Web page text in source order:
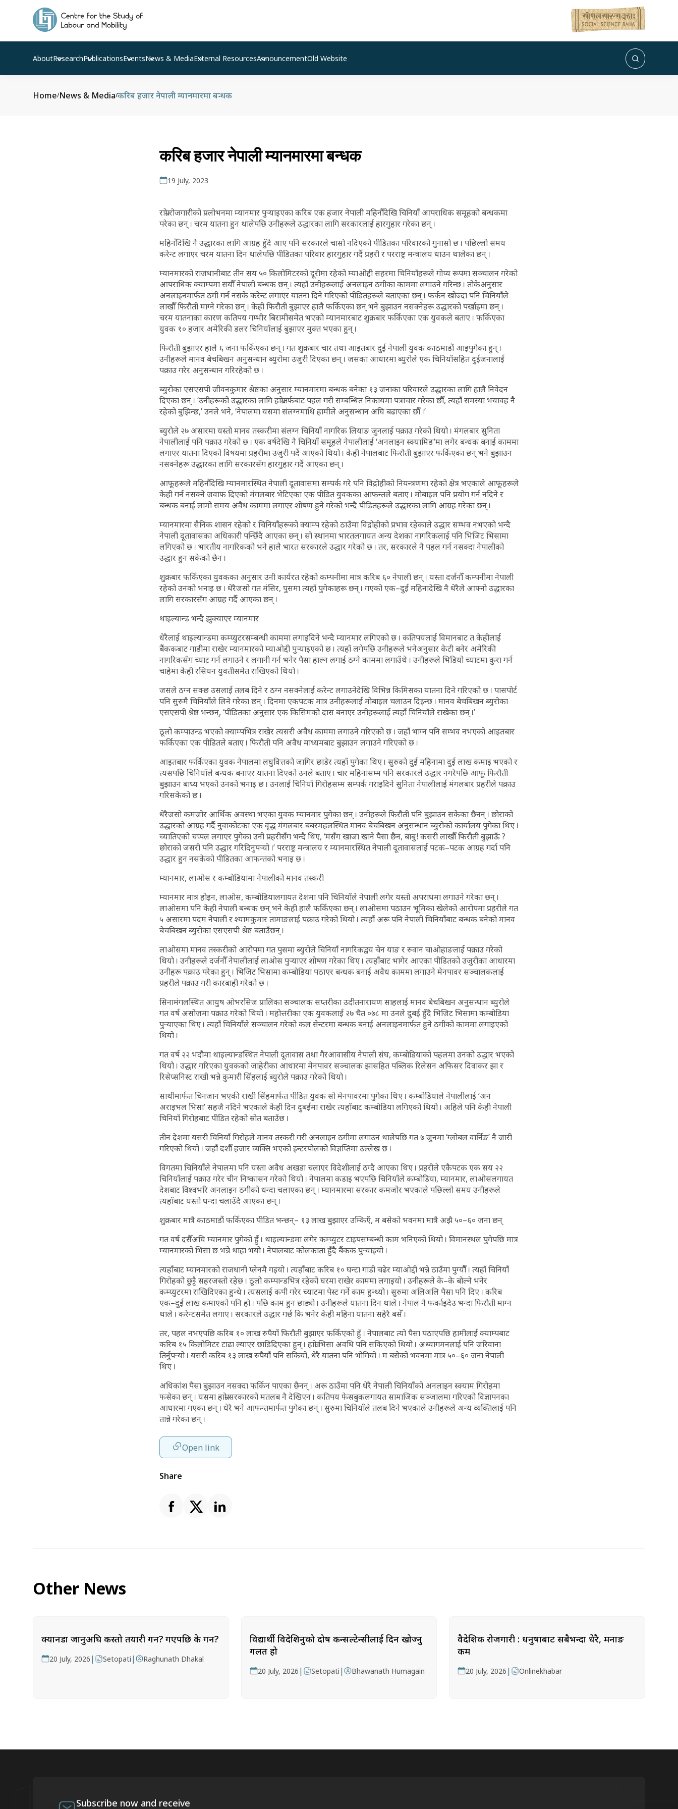
AboutResearchPublicationsEventsNews & MediaExternal ResourcesAnnouncementOld Website
Home/News & Media/करिब हजार नेपाली म्यानमारमा बन्धक
करिब हजार नेपाली म्यानमारमा बन्धक
19 July, 2023
राम्रो रोजगारीको प्रलोभनमा म्यानमार पुर्‍याइएका करिब एक हजार नेपाली महिनौँदेखि चिनियाँ आपराधिक समूहको बन्धकमा
परेका छन् । चरम यातना हुन थालेपछि उनीहरूले उद्धारका लागि सरकारलाई हारगुहार गरेका छन् ।
महिनौँदेखि नै उद्धारका लागि आग्रह हुँदै आए पनि सरकारले चासो नदिएको पीडितका परिवारको गुनासो छ । पछिल्लो समय
करेन्ट लगाएर चरम यातना दिन थालेपछि पीडितका परिवार हारगुहार गर्दै प्रहरी र परराष्ट्र मन्त्रालय धाउन थालेका छन् ।
म्यानमारको राजधानीबाट तीन सय ५० किलोमिटरको दूरीमा रहेको म्याओद्दी सहरमा चिनियाँहरूले गोप्य रूपमा सञ्चालन गरेको
आपराधिक क्याम्पमा सयौँ नेपाली बन्धक छन् । त्यहाँ उनीहरूलाई अनलाइन ठगीका काममा लगाउने गरिन्छ । तोकेअनुसार
अनलाइनमार्फत ठगी गर्न नसके करेन्ट लगाएर यातना दिने गरिएको पीडितहरूले बताएका छन् । फर्कन खोज्दा पनि चिनियाँले
लाखौँ फिरौती माग्ने गरेका छन् । केही फिरौती बुझाएर हालै फर्किएका छन् भने बुझाउन नसक्नेहरू उद्धारको पर्खाइमा छन् ।
चरम यातनाका कारण कतिपय गम्भीर बिरामीसमेत भएको म्यानमारबाट शुक्रबार फर्किएका एक युवकले बताए । फर्किएका
युवक १० हजार अमेरिकी डलर चिनियाँलाई बुझाएर मुक्त भएका हुन् ।
फिरौती बुझाएर हालै ६ जना फर्किएका छन् । गत शुक्रबार चार तथा आइतबार दुई नेपाली युवक काठमाडौं आइपुगेका हुन् ।
उनीहरूले मानव बेचबिखन अनुसन्धान ब्युरोमा उजुरी दिएका छन् । जसका आधारमा ब्युरोले एक चिनियाँसहित दुईजनालाई
पक्राउ गरेर अनुसन्धान गरिरहेको छ ।
ब्युरोका एसएसपी जीवनकुमार श्रेष्ठका अनुसार म्यानमारमा बन्धक बनेका १३ जनाका परिवारले उद्धारका लागि हालै निवेदन
दिएका छन् । ‘उनीहरूको उद्धारका लागि हाम्रोतर्फबाट पहल गरी सम्बन्धित निकायमा पत्राचार गरेका छौँ, त्यहाँ समस्या भयावह नै
रहेको बुझिन्छ,’ उनले भने, ‘नेपालमा यसमा संलग्नमाथि हामीले अनुसन्धान अघि बढाएका छौँ ।’
ब्युरोले २७ असारमा यस्तो मानव तस्करीमा संलग्न चिनियाँ नागरिक लियाङ जुनलाई पक्राउ गरेको थियो । मंगलबार सुनिता
नेपालीलाई पनि पक्राउ गरेको छ । एक वर्षदेखि नै चिनियाँ समूहले नेपालीलाई ‘अनलाइन स्क्यामिङ’मा लगेर बन्धक बनाई काममा
लगाएर यातना दिएको विषयमा प्रहरीमा उजुरी पर्दै आएको थियो । केही नेपालबाट फिरौती बुझाएर फर्किएका छन् भने बुझाउन
नसक्नेहरू उद्धारका लागि सरकारसँग हारगुहार गर्दै आएका छन् ।
आफूहरूले महिनौँदेखि म्यानमारस्थित नेपाली दूतावासमा सम्पर्क गरे पनि विद्रोहीको नियन्त्रणमा रहेको क्षेत्र भएकाले आफूहरूले
केही गर्न नसक्ने जवाफ दिएको मंगलबार भेटिएका एक पीडित युवकका आफन्तले बताए । मोबाइल पनि प्रयोग गर्न नदिने र
बन्धक बनाई लामो समय अवैध काममा लगाएर शोषण हुने गरेको भन्दै पीडितहरूले उद्धारका लागि आग्रह गरेका छन् ।
म्यानमारमा सैनिक शासन रहेको र चिनियाँहरूको क्याम्प रहेको ठाउँमा विद्रोहीको प्रभाव रहेकाले उद्धार सम्भव नभएको भन्दै
नेपाली दूतावासका अधिकारी पन्छिँदै आएका छन् । सो स्थानमा भारतलगायत अन्य देशका नागरिकलाई पनि भिजिट भिसामा
लगिएको छ । भारतीय नागरिकको भने हालै भारत सरकारले उद्धार गरेको छ । तर, सरकारले नै पहल गर्न नसक्दा नेपालीको
उद्धार हुन सकेको छैन ।
शुक्रबार फर्किएका युवकका अनुसार उनी कार्यरत रहेको कम्पनीमा मात्र करिब ६० नेपाली छन् । यस्ता दर्जनौँ कम्पनीमा नेपाली
रहेको उनको भनाइ छ । धेरैजसो गत मंसिर, पुसमा त्यहाँ पुगेकाहरू छन् । गएको एक–दुई महिनादेखि नै धेरैले आफ्नो उद्धारका
लागि सरकारसँग आग्रह गर्दै आएका छन् ।
थाइल्यान्ड भन्दै झुक्याएर म्यानमार
धेरैलाई थाइल्यान्डमा कम्प्युटरसम्बन्धी काममा लगाइदिने भन्दै म्यानमार लगिएको छ । कतिपयलाई विमानबाट त केहीलाई
बैैंककबाट गाडीमा राखेर म्यानमारको म्याओद्दी पुर्‍याइएको छ । त्यहाँ लगेपछि उनीहरूले भनेअनुसार केटी बनेर अमेरिकी
नागरिकसँग च्याट गर्न लगाउने र लगानी गर्न भनेर पैसा हाल्न लगाई ठग्ने काममा लगाउँथे । उनीहरूले भिडियो च्याटमा कुरा गर्न
चाहेमा केही रसियन युवतीसमेत राखिएको थियो ।
जसले ठग्न सक्छ उसलाई तलब दिने र ठग्न नसक्नेलाई करेन्ट लगाउनेदेखि विभिन्न किमिसका यातना दिने गरिएको छ । पासपोर्ट
पनि सुरुमै चिनियाँले लिने गरेका छन् । दिनमा एकपटक मात्र उनीहरूलाई मोबाइल चलाउन दिइन्छ । मानव बेचबिखन ब्युरोका
एसएसपी श्रेष्ठ भन्छन्, ‘पीडितका अनुसार एक किसिमको दास बनाएर उनीहरूलाई त्यहाँ चिनियाँले राखेका छन् ।’
ठूलो कम्पाउन्ड भएको क्याम्पभित्र राखेर त्यसरी अवैध काममा लगाउने गरिएको छ । जहाँ भाग्न पनि सम्भव नभएको आइतबार
फर्किएका एक पीडितले बताए । फिरौती पनि अवैध माध्यमबाट बुझाउन लगाउने गरिएको छ ।
आइतबार फर्किएका युवक नेपालमा लघुवित्तको जागिर छाडेर त्यहाँ पुगेका थिए । सुरुको दुई महिनामा दुई लाख कमाइ भएको र
त्यसपछि चिनियाँले बन्धक बनाएर यातना दिएको उनले बताए । चार महिनासम्म पनि सरकारले उद्धार नगरेपछि आफू फिरौती
बुझाउन बाध्य भएको उनको भनाइ छ । उनलाई चिनियाँ गिरोहसम्म सम्पर्क गराइदिने सुनिता नेपालीलाई मंगलबार प्रहरीले पक्राउ
गरिसकेको छ ।
धेरैजसो कमजोर आर्थिक अवस्था भएका युवक म्यानमार पुगेका छन् । उनीहरूले फिरौती पनि बुझाउन सकेका छैनन् । छोराको
उद्धारको आग्रह गर्दै नुवाकोटका एक वृद्ध मंगलबार बबरमहलस्थित मानव बेचबिखन अनुसन्धान ब्युरोको कार्यालय पुगेका थिए ।
च्यातिएको चप्पल लगाएर पुगेका उनी प्रहरीसँग भन्दै थिए, ‘मसँग खाजा खाने पैसा छैन, बाबु ! कसरी लाखौँ फिरौती बुझाऊँ ?
छोराको जसरी पनि उद्धार गरिदिनुपर्‍यो ।’ परराष्ट्र मन्त्रालय र म्यानमारस्थित नेपाली दूतावासलाई पटक–पटक आग्रह गर्दा पनि
उद्धार हुन नसकेको पीडितका आफन्तको भनाइ छ ।
म्यानमार, लाओस र कम्बोडियामा नेपालीको मानव तस्करी
म्यानमार मात्र होइन, लाओस, कम्बोडियालगायत देशमा पनि चिनियाँले नेपाली लगेर यस्तो अपराधमा लगाउने गरेका छन् ।
लाओसमा पनि केही नेपाली बन्धक छन् भने केही हालै फर्किएका छन् । लाओसमा पठाउन भूमिका खेलेको आरोपमा प्रहरीले गत
५ असारमा पदम नेपाली र श्यामकुमार तामाङलाई पक्राउ गरेको थियो । त्यहाँ अरू पनि नेपाली चिनियाँबाट बन्धक बनेको मानव
बेचबिखन ब्युरोका एसएसपी श्रेष्ठ बताउँछन् ।
लाओसमा मानव तस्करीको आरोपमा गत पुसमा ब्युरोले चिनियाँ नागरिकद्वय चेन याङ र रुवान चाओहाङलाई पक्राउ गरेको
थियो । उनीहरूले दर्जनौँ नेपालीलाई लाओस पुर्‍याएर शोषण गरेका थिए । त्यहाँबाट भागेर आएका पीडितको उजुरीका आधारमा
उनीहरू पक्राउ परेका हुन् । भिजिट भिसामा कम्बोडिया पठाएर बन्धक बनाई अवैध काममा लगाउने मेनपावर सञ्चालकलाई
प्रहरीले पक्राउ गरी कारबाही गरेको छ ।
सिनामंगलस्थित आयुष ओभरसिज प्रालिका सञ्चालक सप्तरीका उदीतनारायण साहलाई मानव बेचबिखन अनुसन्धान ब्युरोले
गत वर्ष असोजमा पक्राउ गरेको थियो । महोत्तरीका एक युवकलाई २७ चैत ०७८ मा उनले दुबई हुँदै भिजिट भिसामा कम्बोडिया
पुर्‍याएका थिए । त्यहाँ चिनियाँले सञ्चालन गरेको कल सेन्टरमा बन्धक बनाई अनलाइनमार्फत हुने ठगीको काममा लगाइएको
थियो ।
गत वर्ष २२ भदौमा थाइल्यान्डस्थित नेपाली दूतावास तथा गैरआवासीय नेपाली संघ, कम्बोडियाको पहलमा उनको उद्धार भएको
थियो । उद्धार गरिएका युवकको जाहेरीका आधारमा मेनपावर सञ्चालक झासहित पब्लिक रिलेसन अफिसर दिवाकर झा र
रिसेप्सनिस्ट राखी भन्ने कुमारी सिंहलाई ब्युरोले पक्राउ गरेको थियो ।
साथीमार्फत चिनजान भएकी राखी सिंहमार्फत पीडित युवक सो मेनपावरमा पुगेका थिए । कम्बोडियाले नेपालीलाई ‘अन
अराइभल भिसा’ सहजै नदिने भएकाले केही दिन दुबईमा राखेर त्यहाँबाट कम्बोडिया लगिएको थियो । अहिले पनि केही नेपाली
चिनियाँ गिरोहबाट पीडित रहेको स्रोत बताउँछ ।
तीन देशमा यसरी चिनियाँ गिरोहले मानव तस्करी गरी अनलाइन ठगीमा लगाउन थालेपछि गत ७ जुनमा ‘ग्लोबल वार्निङ’ नै जारी
गरिएको थियो । जहाँ दशौँ हजार व्यक्ति भएको इन्टरपोलको विज्ञप्तिमा उल्लेख छ ।
विगतमा चिनियाँले नेपालमा पनि यस्ता अवैध अखडा चलाएर विदेशीलाई ठग्दै आएका थिए । प्रहरीले एकैपटक एक सय २२
चिनियाँलाई पक्राउ गरेर चीन निष्कासन गरेको थियो । नेपालमा कडाइ भएपछि चिनियाँले कम्बोडिया, म्यानमार, लाओसलगायत
देशबाट विश्वभरि अनलाइन ठगीको धन्दा चलाएका छन् । म्यानमारमा सरकार कमजोर भएकाले पछिल्लो समय उनीहरूले
त्यहाँबाट यस्तो धन्दा चलाउँदै आएका छन् ।
शुक्रबार मात्रै काठमाडौं फर्किएका पीडित भन्छन्– १३ लाख बुझाएर उम्किएँ, म बसेको भवनमा मात्रै अझै ५०–६० जना छन्
गत वर्ष दसैँअघि म्यानमार पुगेको हुँ । थाइल्यान्डमा लगेर कम्प्युटर टाइपसम्बन्धी काम भनिएको थियो । विमानस्थल पुगेपछि मात्र
म्यानमारको भिसा छ भन्ने थाहा भयो । नेपालबाट कोलकाता हुँदै बैंकक पुर्‍याइयो ।
त्यहाँबाट म्यानमारको राजधानी प्लेनमै गइयो । त्यहाँबाट करिब १० घन्टा गाडी चढेर म्याओद्दी भन्ने ठाउँमा पुग्यौैँ । त्यहाँ चिनियाँ
गिरोहको छुट्टै सहरजस्तो रहेछ । ठूलो कम्पान्डभित्र रहेको घरमा राखेर काममा लगाइयो । उनीहरूले के–के बोल्ने भनेर
कम्प्युटरमा राखिदिएका हुन्थे । त्यसलाई कपी गरेर च्याटमा पेस्ट गर्ने काम हुन्थ्यो । सुरुमा अलिअलि पैसा पनि दिए । करिब
एक–दुई लाख कमाएको पनि हो । पछि काम हुन छाड्यो । उनीहरूले यातना दिन थाले । नेपाल नै फर्काइदेउ भन्दा फिरौती माग्न
थाले । करेन्टसमेत लगाए । सरकारले उद्धार गर्छ कि भनेर केही महिना यातना सहेरै बसेँ ।
तर, पहल नभएपछि करिब १० लाख रुपैयाँ फिरौती बुझाएर फर्किएको हुँ । नेपालबाट त्यो पैसा पठाएपछि हामीलाई क्याम्पबाट
करिब १५ किलोमिटर टाढा ल्याएर छाडिदिएका हुन् । हाम्रो भिसा अवधि पनि सकिएको थियो । अध्यागमनलाई पनि जरिवाना
तिर्नुपर्‍यो । यसरी करिब १३ लाख रुपैयाँ पनि सकियो, धेरै यातना पनि भोगियो । म बसेको भवनमा मात्र ५०–६० जना नेपाली
थिए ।
अधिकांश पैसा बुझाउन नसक्दा फर्किन पाएका छैनन् । अरू ठाउँमा पनि धेरै नेपाली चिनियाँको अनलाइन स्क्याम गिरोहमा
फसेका छन् । यसमा हाम्रो सरकारको मतलब नै देखिएन । कतिपय फेसबुकलगायत सामाजिक सञ्जालमा गरिएको विज्ञापनका
आधारमा गएका छन् । धेरै भने आफन्तमार्फत पुगेका छन् । सुरुमा चिनियाँले तलब दिने भएकाले उनीहरूले अन्य व्यक्तिलाई पनि
तान्ने गरेका छन् ।
Open link
Share
Other News
क्यानडा जानुअघि कस्तो तयारी गर्ने? गएपछि के गर्ने?
20 July, 2026 | Setopati | Raghunath Dhakal
विद्यार्थी विदेशिनुको दोष कन्सल्टेन्सीलाई दिन खोज्नु
गलत हो
20 July, 2026 | Setopati | Bhawanath Humagain
वैदेशिक रोजगारी : धनुषाबाट सबैभन्दा धेरै, मनाङ
कम
20 July, 2026 | Onlinekhabar
Subscribe now and receive